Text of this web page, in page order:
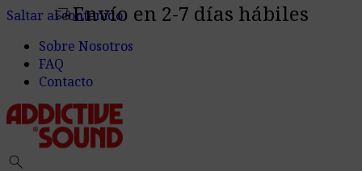
Saltar al contenido
delivery_truck_speedEnvío en 2-7 días hábiles
Sobre Nosotros
FAQ
Contacto
search